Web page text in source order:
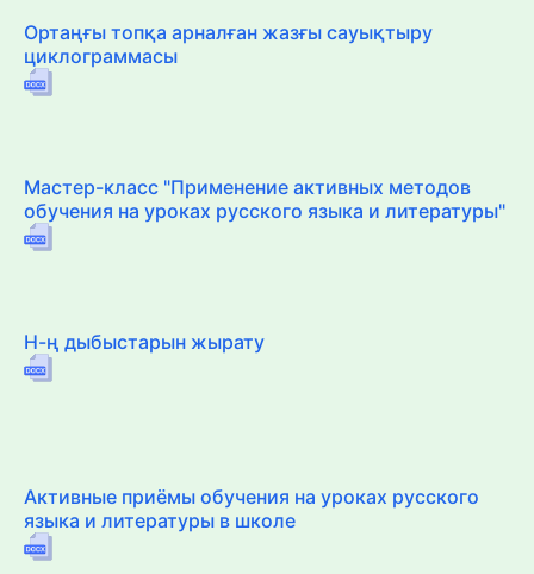
Ортаңғы топқа арналған жазғы сауықтыру
циклограммасы
Мастер-класс "Применение активных методов
обучения на уроках русского языка и литературы"
Н-ң дыбыстарын жырату
Активные приёмы обучения на уроках русского
языка и литературы в школе